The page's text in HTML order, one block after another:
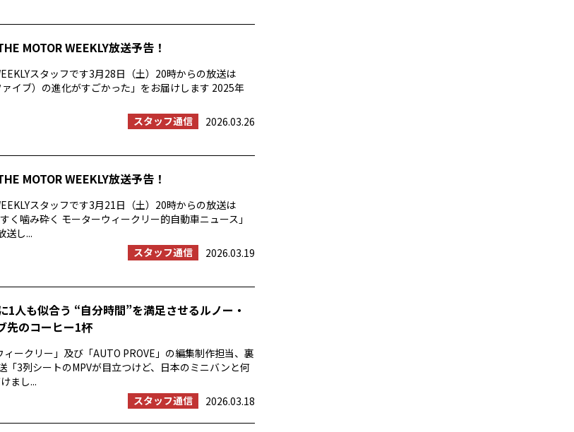
MOTOR WEEKLY放送予告！
スタッフです3月28日（土）20時からの放送は
ァイブ）の進化がすごかった」をお届けします 2025年
スタッフ通信
2026.03.26
MOTOR WEEKLY放送予告！
スタッフです3月21日（土）20時からの放送は
く噛み砕く モーターウィークリー的自動車ニュース」
送し...
スタッフ通信
2026.03.19
1人も似合う “自分時間”を満足させるルノー・
先のコーヒー1杯
ークリー」及び「AUTO PROVE」の編集制作担当、裏
「3列シートのMPVが目立つけど、日本のミニバンと何
まし...
スタッフ通信
2026.03.18